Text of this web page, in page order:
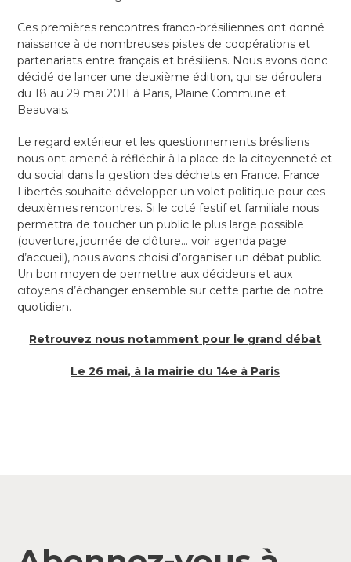
Ces premières rencontres franco-brésiliennes ont donné
naissance à de nombreuses pistes de coopérations et
partenariats entre français et brésiliens. Nous avons donc
décidé de lancer une deuxième édition, qui se déroulera
du 18 au 29 mai 2011 à Paris, Plaine Commune et
Beauvais.
Le regard extérieur et les questionnements brésiliens
nous ont amené à réfléchir à la place de la citoyenneté et
du social dans la gestion des déchets en France. France
Libertés souhaite développer un volet politique pour ces
deuxièmes rencontres. Si le coté festif et familiale nous
permettra de toucher un public le plus large possible
(ouverture, journée de clôture… voir agenda page
d’accueil), nous avons choisi d’organiser un débat public.
Un bon moyen de permettre aux décideurs et aux
citoyens d’échanger ensemble sur cette partie de notre
quotidien.
Retrouvez nous notamment pour le grand débat
Le 26 mai, à la mairie du 14e à Paris